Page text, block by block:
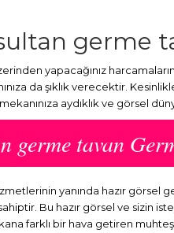
germe
yapacağınız
da şıklık verecektir.
aydıklık ve görsel
germe tavan
yanında hazır
Bu hazır görsel ve sizin
farklı bir hava getiren